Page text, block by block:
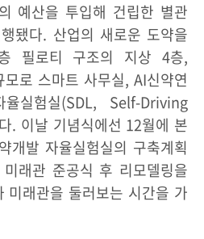
예산을 투입해 건립한 별관
됐다. 산업의 새로운 도약을
필로티 구조의 지상 4층,
로 스마트 사무실, AI신약연
실험실(SDL, Self-Driving
. 이날 기념식에선 12월에 본
개발 자율실험실의 구축계획
래관 준공식 후 리모델링을
미래관을 둘러보는 시간을 가